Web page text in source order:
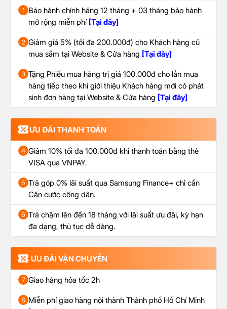
1 Bảo hành chính hãng 12 tháng + 03 tháng bảo hành
mở rộng miễn phí [Tại đây]
2 Giảm giá 5% (tối đa 200.000đ) cho Khách hàng cũ
mua sắm tại Website & Cửa hàng [Tại đây]
3 Tặng Phiếu mua hàng trị giá 100.000đ cho lần mua
hàng tiếp theo khi giới thiệu Khách hàng mới có phát
sinh đơn hàng tại Website & Cửa hàng [Tại đây]
ƯU ĐÃI THANH TOÁN
4 Giảm 10% tối đa 100.000đ khi thanh toán bằng thẻ
VISA qua VNPAY.
5 Trả góp 0% lãi suất qua Samsung Finance+ chỉ cần
Căn cước công dân.
6 Trả chậm lên đến 18 tháng với lãi suất ưu đãi, kỳ hạn
đa dạng, thủ tục dễ dàng.
ƯU ĐÃI VẬN CHUYỂN
7 Giao hàng hỏa tốc 2h
8 Miễn phí giao hàng nội thành Thành phố Hồ Chí Minh